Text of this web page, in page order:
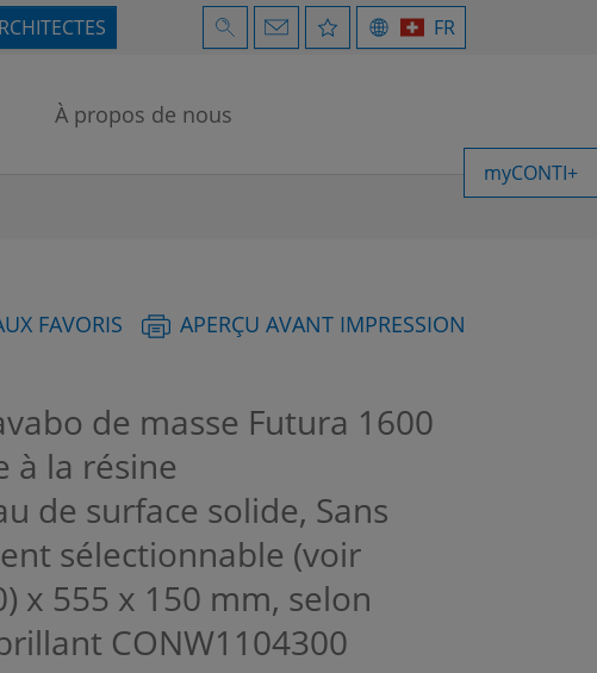
FR
À propos de nous
myCONTI+
FAVORIS APERÇU AVANT IMPRESSION
de masse Futura 1600
à la résine
de surface solide, Sans
sélectionnable (voir
x 555 x 150 mm, selon
CONW1104300